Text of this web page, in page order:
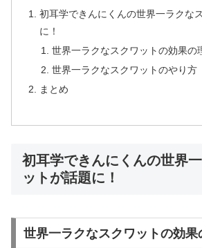
初耳学できんにくんの世界一ラクな
に！
世界一ラクなスクワットの効果の
世界一ラクなスクワットのやり方
まとめ
初耳学できんにくんの世界
ットが話題に！
世界一ラクなスクワットの効果